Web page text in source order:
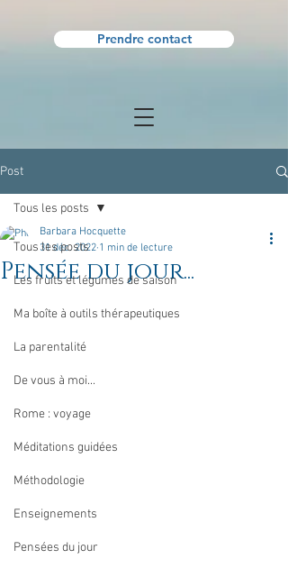
Prendre contact
Post
Tous les posts
Les fruits et légumes de saison
Ma boîte à outils thérapeutiques
La parentalité
De vous à moi...
Rome : voyage
Méditations guidées
Méthodologie
Enseignements
Pensées du jour
Tous les posts
Pensée du jour...
Barbara Hocquette
31 déc. 2022 1 min de lecture